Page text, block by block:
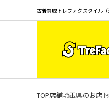
古着買取トレファクスタイル
TOP店舗埼玉県のお店